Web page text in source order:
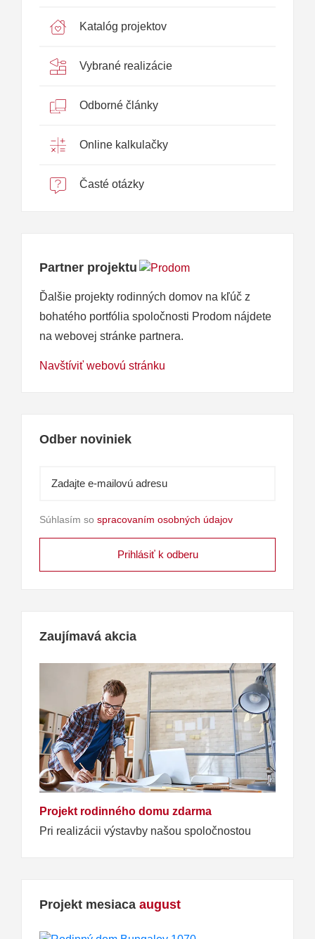
Katalóg projektov
Vybrané realizácie
Odborné články
Online kalkulačky
Časté otázky
Partner projektu
Ďalšie projekty rodinných domov na kľúč z
bohatého portfólia spoločnosti Prodom nájdete
na webovej stránke partnera.
Navštíviť webovú stránku
Odber noviniek
Súhlasím so spracovaním osobných údajov
Zaujímavá akcia
Projekt rodinného domu zdarma
Pri realizácii výstavby našou spoločnostou
Projekt mesiaca august